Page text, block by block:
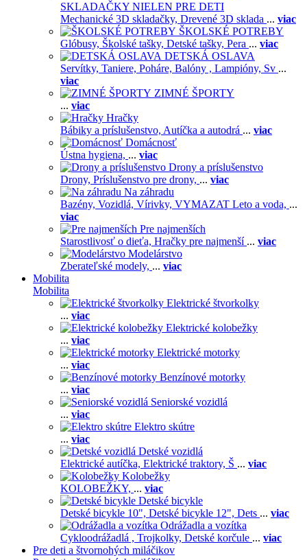
SKLADAČKY NIELEN PRE DETI
Mechanické 3D skladačky, Drevené 3D sklada ... viac
ŠKOLSKÉ POTREBY
Glóbusy, Školské tašky, Detské tašky, Pera ... viac
DETSKÁ OSLAVA
Servítky, Taniere, Poháre, Balóny , Lampióny, Sv ...
viac
ZIMNÉ ŠPORTY
... viac
Hračky
Bábiky a príslušenstvo, Autíčka a autodrá ... viac
Domácnosť
Ústna hygiena, ... viac
Drony a príslušenstvo
Drony, Príslušenstvo pre drony, ... viac
Na záhradu
Bazény, Vozidlá, Vírivky, VYMAZAT Leto a voda, ...
viac
Pre najmenších
Starostlivosť o dieťa, Hračky pre najmenší ... viac
Modelárstvo
Zberateľské modely, ... viac
Mobilita
Mobilita
Elektrické štvorkolky
... viac
Elektrické kolobežky
... viac
Elektrické motorky
... viac
Benzínové motorky
... viac
Seniorské vozidlá
... viac
Elektro skútre
... viac
Detské vozidlá
Elektrické autíčka, Elektrické traktory, Š ... viac
Kolobežky
KOLOBEŽKY, ... viac
Detské bicykle
Detské bicykle 10", Detské bicykle 12", Dets ... viac
Odrážadla a vozítka
Cykloodrážadlá , Trojkolky, Detské korčule ... viac
Pre deti a štvornohých miláčikov